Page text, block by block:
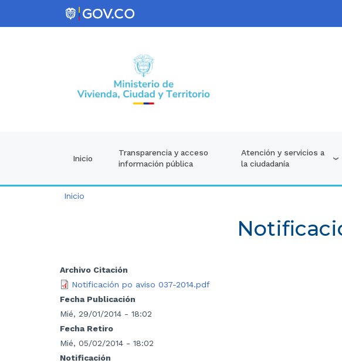
Inicio
Transparencia y acceso
información pública
Atención y servicios a
la ciudadanía
Inicio
Archivo Citación
Notificación po aviso 037-2014.pdf
Fecha Publicación
Mié, 29/01/2014 - 18:02
Fecha Retiro
Mié, 05/02/2014 - 18:02
Notificación